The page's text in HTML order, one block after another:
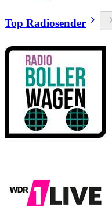
Top Radiosender